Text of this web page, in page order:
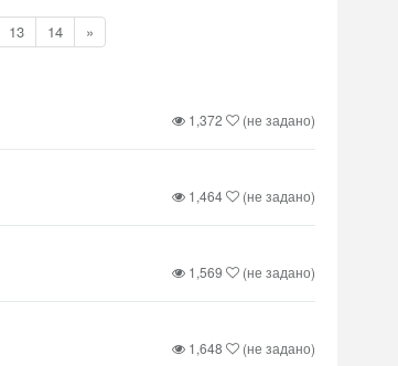
13 14 »
1,372 (не задано)
1,464 (не задано)
1,569 (не задано)
1,648 (не задано)